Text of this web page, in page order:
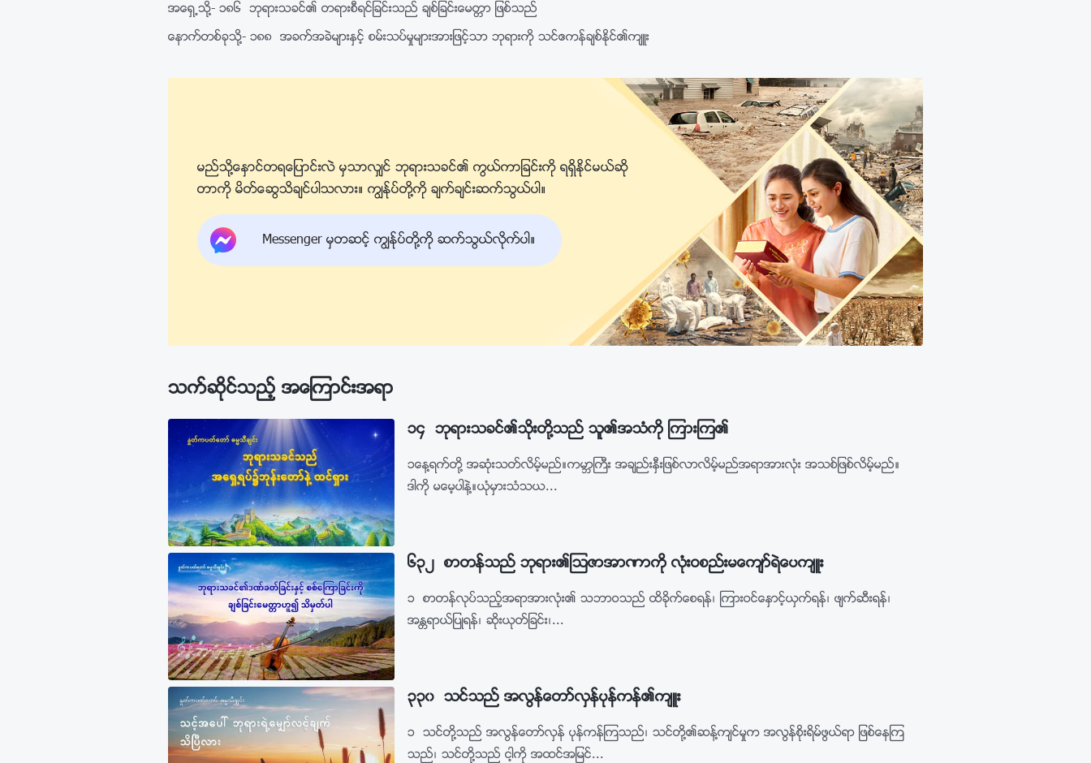
အေရွ႕သို႔- ၁၈၆ ဘုရားသခင္၏ တရားစီရင္ျခင္းသည္ ခ်စ္ျခင္းေမတၱာ ျဖစ္သည္
ေနာက္တစ္ခုသို႔- ၁၈၈ အခက္အခဲမ်ားႏွင့္ စမ္းသပ္မႈမ်ားအားျဖင့္သာ ဘုရားကို သင္ဧကန္ခ်စ္ႏိုင္၏က်ဴး
မည္သို႔ေႏွာင္တရေျပာင္းလဲ မွသာလွ်င္ ဘုရားသခင္၏ ကြယ္ကာျခင္းကို ရရွိႏိုင္မယ္ဆို
တာကို မိတ္ေဆြသိခ်င္ပါသလား။ ကြၽန္ုပ္တို႔ကို ခ်က္ခ်င္းဆက္သြယ္ပါ။
Messenger မွတဆင့္ ကြၽန္ုပ္တို႔ကို ဆက္သြယ္လိုက္ပါ။
သက္ဆိုင္သည့္ အေၾကာင္းအရာ
၁၄ ဘုရားသခင္၏သိုးတို႔သည္ သူ၏အသံကို ၾကားၾက၏
၁ေန႔ရက္တို႔ အဆုံးသတ္လိမ့္မည္။ကမာၻႀကီး အခ်ည္းႏွီးျဖစ္လာလိမ့္မည္အရာအားလုံး အသစ္ျဖစ္လိမ့္မည္။
ဒါကို မေမ့ပါနဲ႔။ယုံမွားသံသယ...
၆၃၂ စာတန္သည္ ဘုရား၏ၾသဇာအာဏာကို လုံးဝစည္းမေက်ာ္ရဲေပက်ဴး
၁ စာတန္လုပ္သည့္အရာအားလုံး၏ သဘာဝသည္ ထိခိုက္ေစရန္၊ ၾကားဝင္ေႏွာင့္ယွက္ရန္၊ ဖ်က္ဆီးရန္၊
အႏၲရာယ္ျပဳရန္၊ ဆိုးယုတ္ျခင္း၊...
၃၃၀ သင္သည္ အလြန္ေတာ္လွန္ပုန္ကန္၏က်ဴး
၁ သင္တို႔သည္ အလြန္ေတာ္လွန္ ပုန္ကန္ၾကသည္၊ သင္တို႔၏ဆန္႔က်င္မႈက အလြန္စိုးရိမ္ဖြယ္ရာ ျဖစ္ေနၾက
သည္၊ သင္တို႔သည္ ငါ့ကို အထင္အျမင္...